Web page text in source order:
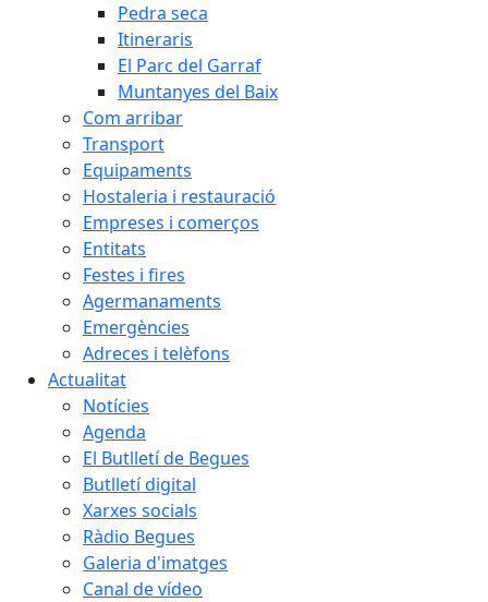
Pedra seca
Itineraris
El Parc del Garraf
Muntanyes del Baix
Com arribar
Transport
Equipaments
Hostaleria i restauració
Empreses i comerços
Entitats
Festes i fires
Agermanaments
Emergències
Adreces i telèfons
Actualitat
Notícies
Agenda
El Butlletí de Begues
Butlletí digital
Xarxes socials
Ràdio Begues
Galeria d'imatges
Canal de vídeo